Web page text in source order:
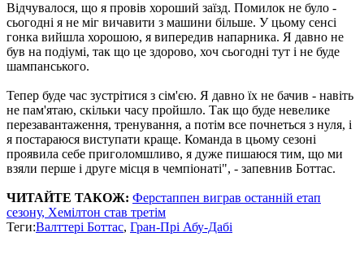
Відчувалося, що я провів хороший заїзд. Помилок не було -
сьогодні я не міг вичавити з машини більше. У цьому сенсі
гонка вийшла хорошою, я випередив напарника. Я давно не
був на подіумі, так що це здорово, хоч сьогодні тут і не буде
шампанського.
Тепер буде час зустрітися з сім'єю. Я давно їх не бачив - навіть
не пам'ятаю, скільки часу пройшло. Так що буде невелике
перезавантаження, тренування, а потім все почнеться з нуля, і
я постараюся виступати краще. Команда в цьому сезоні
проявила себе приголомшливо, я дуже пишаюся тим, що ми
взяли перше і друге місця в чемпіонаті", - запевнив Боттас.
ЧИТАЙТЕ ТАКОЖ: Ферстаппен виграв останній етап
сезону, Хемілтон став третім
Теги:Валттері Боттас, Гран-Прі Абу-Дабі